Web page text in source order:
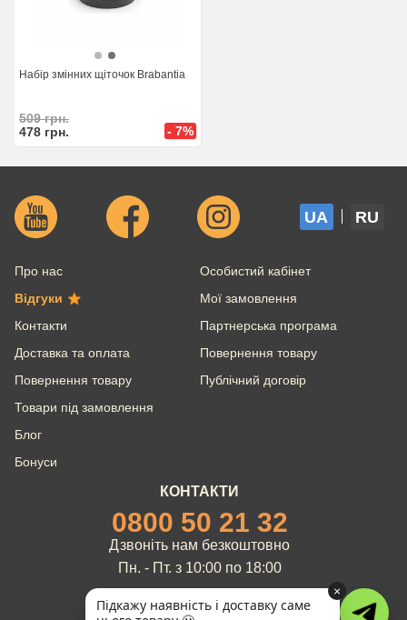
Набір змінних щіточок Brabantia
509грн.
478 грн. - 7%
UA RU
Про нас
Відгуки
Контакти
Доставка та оплата
Повернення товару
Товари під замовлення
Блог
Бонуси
Особистий кабінет
Мої замовлення
Партнерська програма
Повернення товару
Публічний договір
КОНТАКТИ
0800 50 21 32
Дзвоніть нам безкоштовно
Пн. - Пт. з 10:00 по 18:00
Підкажу наявність і доставку саме
×